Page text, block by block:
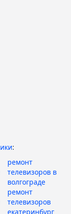
:
ремонт
телевизоров в
волгограде
ремонт
телевизоров
екатеринбург